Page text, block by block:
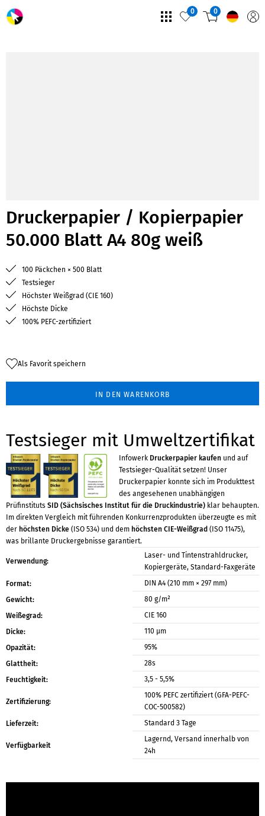
0 0
Druckerpapier / Kopierpapier
50.000 Blatt A4 80g weiß
100 Päckchen × 500 Blatt
Testsieger
Höchster Weißgrad (CIE 160)
Höchste Dicke
100% PEFC-zertifiziert
Als Favorit speichern
IN DEN WARENKORB
Testsieger mit Umweltzertifikat
Infowerk Druckerpapier kaufen und auf
Testsieger-Qualität setzen! Unser
Druckerpapier konnte sich im Produkttest
des angesehenen unabhängigen
Prüfinstituts SID (Sächsisches Institut für die Druckindustrie) klar behaupten.
Im direkten Vergleich mit führenden Konkurrenzprodukten überzeugte es mit
der höchsten Dicke (ISO 534) und dem höchsten CIE-Weißgrad (ISO 11475),
was brillante Druckergebnisse garantiert.
Verwendung:
Laser- und Tintenstrahldrucker,
Kopiergeräte, Standard-Faxgeräte
Format:
DIN A4 (210 mm × 297 mm)
Gewicht:
80 g/m²
Weißegrad:
CIE 160
Dicke:
110 μm
Opazität:
95%
Glattheit:
28s
Feuchtigkeit:
3,5 - 5,5%
Zertifizierung:
100% PEFC zertifiziert (GFA-PEFC-
COC-500582)
Lieferzeit:
Standard 3 Tage
Verfügbarkeit
Lagernd, Versand innerhalb von
24h